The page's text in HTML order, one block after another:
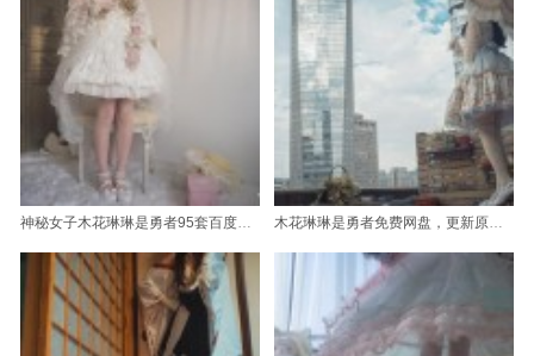
神秘女子木花琳琳是勇者95套百度云图片，开启探索古墓的冒险之旅 木花琳琳是勇者免费网盘，更新原图照片大揭秘